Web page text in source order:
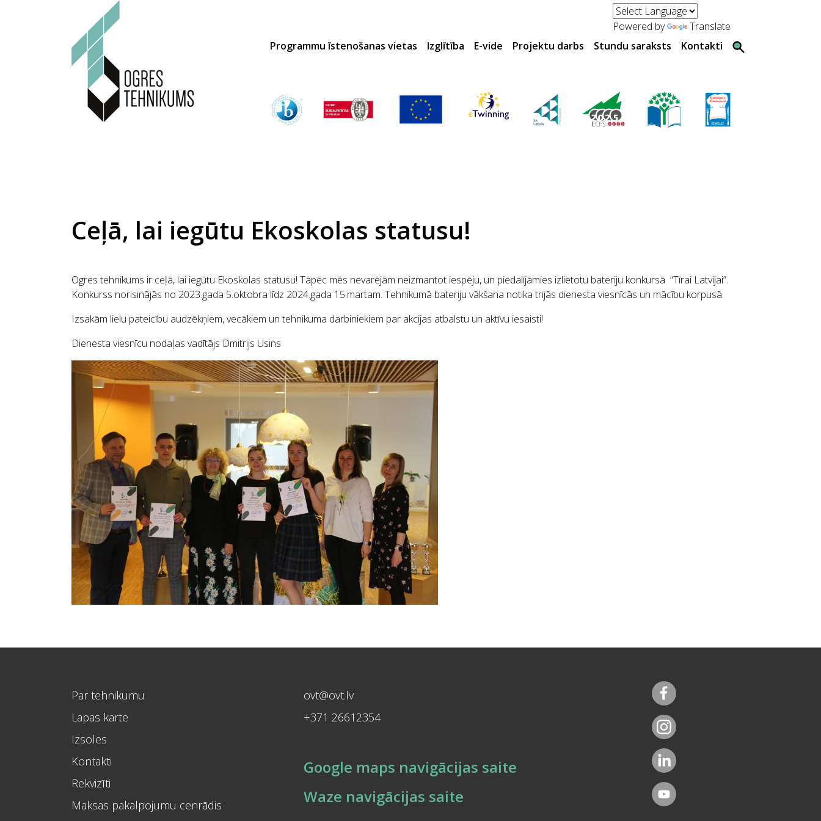
Powered by
Translate
Programmu īstenošanas vietas
Izglītība E-vide Projektu darbs Stundu saraksts Kontakti
Ceļā, lai iegūtu Ekoskolas statusu!
Ogres tehnikums ir ceļā, lai iegūtu Ekoskolas statusu! Tāpēc mēs nevarējām neizmantot iespēju, un piedalījāmies izlietotu bateriju konkursā “Tīrai Latvijai”.
Konkurss norisinājās no 2023.gada 5.oktobra līdz 2024.gada 15.martam. Tehnikumā bateriju vākšana notika trijās dienesta viesnīcās un mācību korpusā.
Izsakām lielu pateicību audzēkņiem, vecākiem un tehnikuma darbiniekiem par akcijas atbalstu un aktīvu iesaisti!
Dienesta viesnīcu nodaļas vadītājs Dmitrijs Usins
Par tehnikumu
Lapas karte
Izsoles
Kontakti
Rekvizīti
Maksas pakalpojumu cenrādis
ovt@ovt.lv
+371 26612354
Google maps navigācijas saite
Waze navigācijas saite